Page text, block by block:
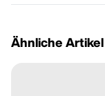
Ähnliche Artikel